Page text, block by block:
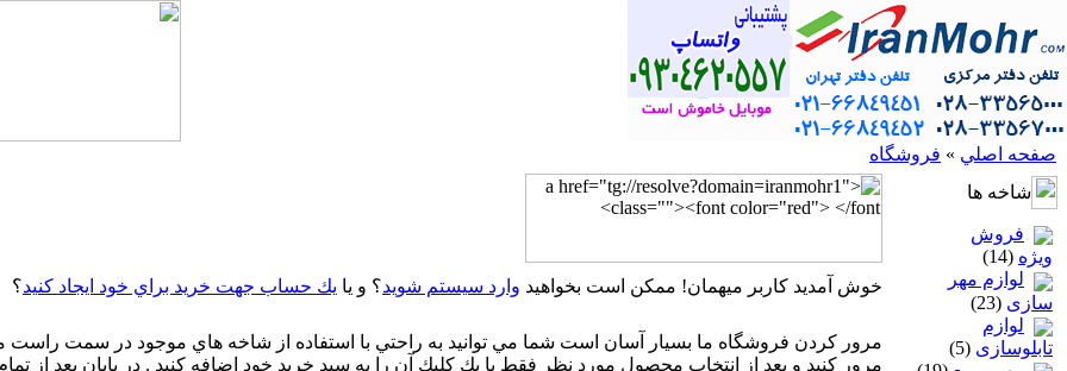
صفحه اصلي » فروشگاه
شاخه ها
فروش
ویژه (14)
لوازم مهر
سازی (23)
لوازم
تابلوسازی (5)
خوش آمديد كاربر ميهمان! ممكن است بخواهيد وارد سيستم شويد؟ و يا يك حساب جهت خريد براي خود ايجاد كنيد؟
مرور كردن فروشگاه ما بسيار آسان است شما مي توانيد به راحتي با استفاده از شاخه هاي موجود در سمت راست
مرور كنيد و بعد از انتخاب محصول مورد نظر فقط با يك كليك آن را به سبد خريد خود اضافه كنيد . در پايان بعد از